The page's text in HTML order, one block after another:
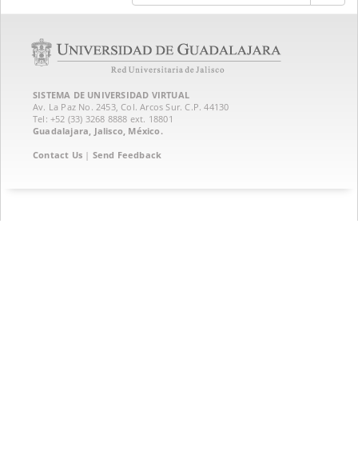
SISTEMA DE UNIVERSIDAD VIRTUAL
Av. La Paz No. 2453, Col. Arcos Sur. C.P. 44130
Tel: +52 (33) 3268 8888‏ ext. 18801
Guadalajara, Jalisco, México.
Contact Us | Send Feedback